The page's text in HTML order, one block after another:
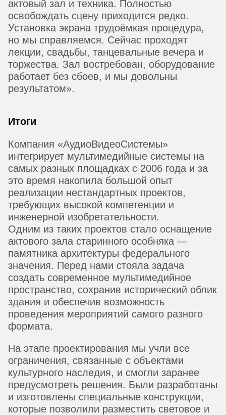
актовый зал и техника. Полностью
освобождать сцену приходится редко.
Установка экрана трудоёмкая процедура,
но мы справляемся. Сейчас проходят
лекции, свадьбы, танцевальные вечера и
торжества. Зал востребован, оборудование
работает без сбоев, и мы довольны
результатом».
Итоги
Компания «АудиоВидеоСистемы»
интегрирует мультимедийные системы на
самых разных площадках с 2006 года и за
это время накопила большой опыт
реализации нестандартных проектов,
требующих высокой компетенции и
инженерной изобретательности.
Одним из таких проектов стало оснащение
актового зала старинного особняка —
памятника архитектуры федерального
значения. Перед нами стояла задача
создать современное мультимедийное
пространство, сохранив исторический облик
здания и обеспечив возможность
проведения мероприятий самого разного
формата.
На этапе проектирования мы учли все
ограничения, связанные с объектами
культурного наследия, и смогли заранее
предусмотреть решения. Были разработаны
и изготовлены специальные конструкции,
которые позволили разместить световое и